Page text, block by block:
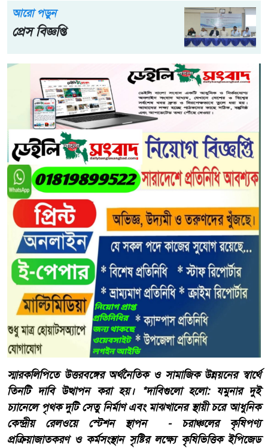
আরো পড়ুন
প্রেস বিজ্ঞপ্তি
স্মারকলিপিতে উত্তরবঙ্গের অর্থনৈতিক ও সামাজিক উন্নয়নের স্বার্থে
তিনটি দাবি উত্থাপন করা হয়। *দাবিগুলো হলো: যমুনার দুই
চ্যানেলে পৃথক দুটি সেতু নির্মাণ এবং মাঝখানের স্থায়ী চরে আধুনিক
কেন্দ্রীয় রেলওয়ে স্টেশন স্থাপন - চরাঞ্চলের কৃষিপণ্য
প্রক্রিয়াজাতকরণ ও কর্মসংস্থান সৃষ্টির লক্ষ্যে কৃষিভিত্তিক ইপিজেড